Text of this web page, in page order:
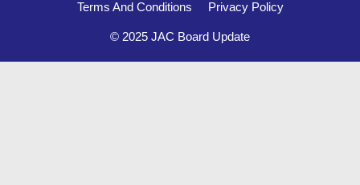
Terms And Conditions
Privacy Policy
© 2025 JAC Board Update